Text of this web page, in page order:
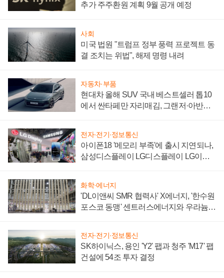
추가 주주환원 계획 9월 공개 예정
사회
미국 법원 "트럼프 정부 풍력 프로젝트 동
결 조치는 위법", 해제 명령 내려
자동차·부품
현대차 올해 SUV 국내 베스트셀러 톱10
에서 싼타페만 자리매김, 그랜저·아반떼
전자·전기·정보통신
아이폰18 '메모리 부족'에 출시 지연되나,
삼성디스플레이 LG디스플레이 LG이노
화학·에너지
'DL이앤씨 SMR 협력사' X에너지, '한수원
포스코 동맹' 센트러스에너지와 우라늄
전자·전기·정보통신
SK하이닉스, 용인 'Y2' 팹과 청주 'M17' 팹
건설에 54조 투자 결정